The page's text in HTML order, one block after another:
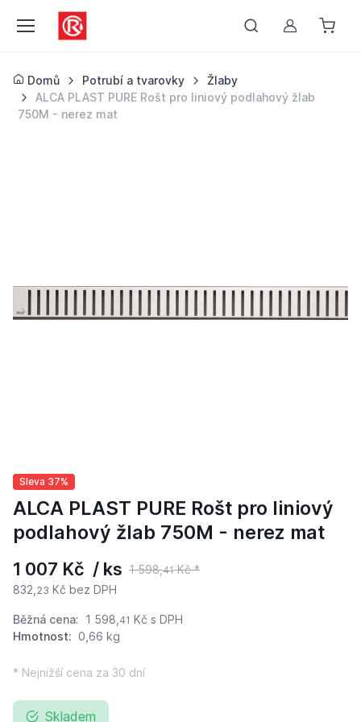
Můj účet
Domů Potrubí a tvarovky
Žlaby
ALCA PLAST PURE Rošt pro liniový podlahový žlab
750M - nerez mat
Sleva 37%
ALCA PLAST PURE Rošt pro liniový
podlahový žlab 750M - nerez mat
1 007 Kč / ks 1 598,41Kč *
832, 23 Kč bez DPH
Běžná cena: 1 598, 41 Kč s DPH
Hmotnost: 0,66 kg
* Nejnižší cena za 30 dní
Skladem